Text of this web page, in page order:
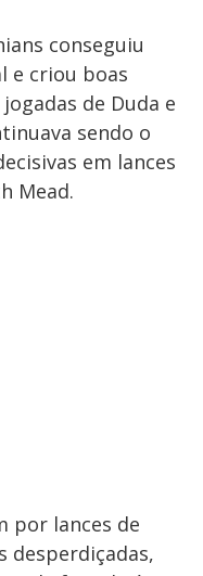
conseguiu
e criou boas
de Duda e
sendo o
em lances
Mead.
por lances de
desperdiçadas,